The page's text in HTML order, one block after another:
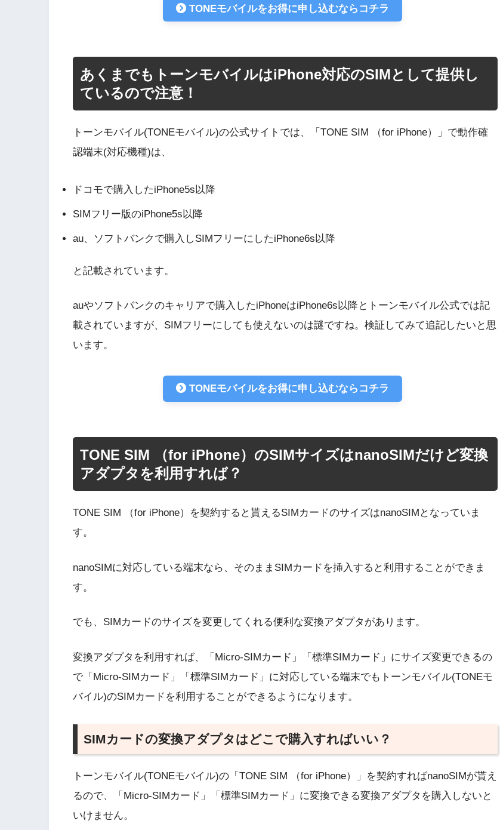
TONEモバイルをお得に申し込むならコチラ
あくまでもトーンモバイルはiPhone対応のSIMとして提供し
ているので注意！
トーンモバイル(TONEモバイル)の公式サイトでは、「TONE SIM （for iPhone）」で動作確
認端末(対応機種)は、
ドコモで購入したiPhone5s以降
SIMフリー版のiPhone5s以降
au、ソフトバンクで購入しSIMフリーにしたiPhone6s以降
と記載されています。
auやソフトバンクのキャリアで購入したiPhoneはiPhone6s以降とトーンモバイル公式では記
載されていますが、SIMフリーにしても使えないのは謎ですね。検証してみて追記したいと思
います。
TONEモバイルをお得に申し込むならコチラ
TONE SIM （for iPhone）のSIMサイズはnanoSIMだけど変換
アダプタを利用すれば？
TONE SIM （for iPhone）を契約すると貰えるSIMカードのサイズはnanoSIMとなっていま
す。
nanoSIMに対応している端末なら、そのままSIMカードを挿入すると利用することができま
す。
でも、SIMカードのサイズを変更してくれる便利な変換アダプタがあります。
変換アダプタを利用すれば、「Micro-SIMカード」「標準SIMカード」にサイズ変更できるの
で「Micro-SIMカード」「標準SIMカード」に対応している端末でもトーンモバイル(TONEモ
バイル)のSIMカードを利用することができるようになります。
SIMカードの変換アダプタはどこで購入すればいい？
トーンモバイル(TONEモバイル)の「TONE SIM （for iPhone）」を契約すればnanoSIMが貰え
るので、「Micro-SIMカード」「標準SIMカード」に変換できる変換アダプタを購入しないと
いけません。